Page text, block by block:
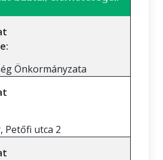
Önkormányzata
Petőfi utca 2